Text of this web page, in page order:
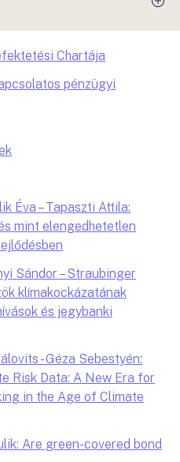
Chartája
pénzügyi
Éva – Tapaszti Attila:
mint elengedhetetlen
Sándor – Straubinger
klímakockázatának
és jegybanki
- Géza Sebestyén:
Risk Data: A New Era for
in the Age of Climate
Are green-covered bond